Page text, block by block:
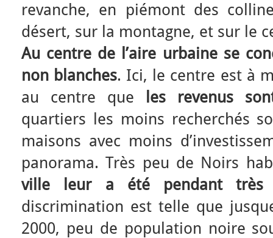
revanche, en piémont des
désert, sur la montagne, et sur le
Au centre de l’aire urbaine se
non blanches. Ici, le centre est à
au centre que
les revenus
quartiers les moins recherchés
maisons avec moins
panorama. Très peu de Noirs
ville leur a été pendant très
discrimination est telle que
2000, peu de population noire